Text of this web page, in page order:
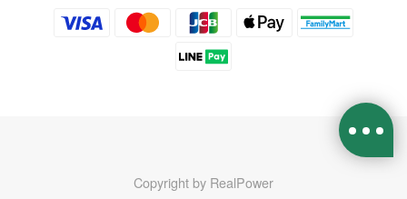
Copyright by RealPower